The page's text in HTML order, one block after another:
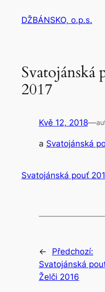
DŽBÁNSKO, o.p.s.
2017
Kvě 12, 2018—
a Svatojánská
Svatojánská pouť
←
Předchozí:
Svatojánská
Želči 2016